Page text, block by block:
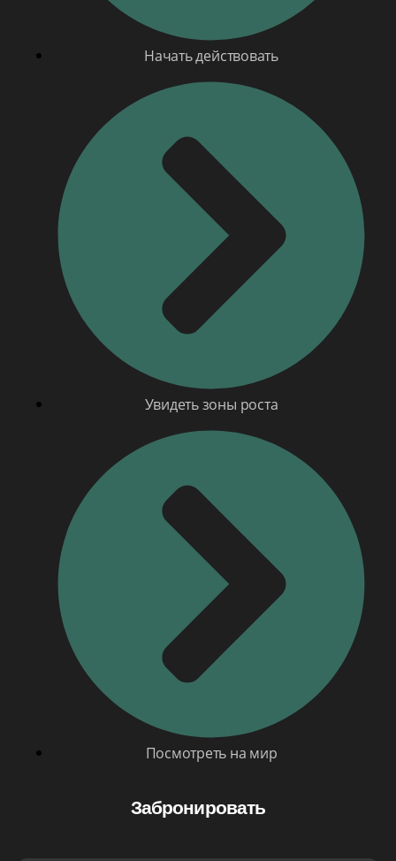
Начать действовать
Увидеть зоны роста
Посмотреть на мир
Забронировать